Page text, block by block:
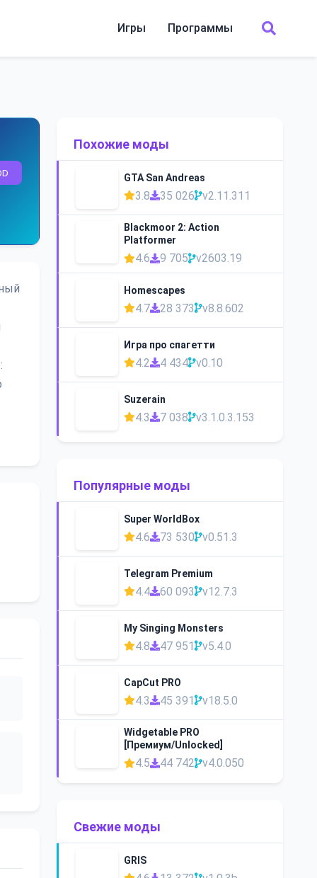
Игры Программы
Похожие моды
GTA San Andreas
3.8 35 026 v2.11.311
Blackmoor 2: Action
Platformer
4.6 9 705 v2603.19
Homescapes
4.7 28 373 v8.8.602
Игра про спагетти
4.2 4 434 v0.10
Suzerain
4.3 7 038 v3.1.0.3.153
Популярные моды
Super WorldBox
4.6 73 530 v0.51.3
Telegram Premium
4.4 60 093 v12.7.3
My Singing Monsters
4.8 47 951 v5.4.0
CapCut PRO
4.3 45 391 v18.5.0
Widgetable PRO
[Премиум/Unlocked]
4.5 44 742 v4.0.050
Свежие моды
GRIS